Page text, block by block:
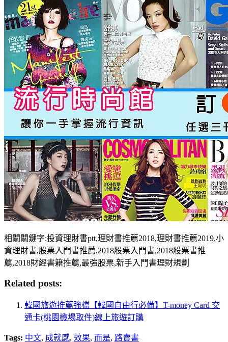
相關關鍵字:投資理財書ptt,理財書推薦2018,理財書推薦2019,小
資理財書,股票入門書推薦,2018股票入門書,2018股票書推
薦,2018財經書籍推薦,最強股票,新手入門書理財規劃
Related posts:
韓國旅遊推薦強檔【韓國自由行必備】T-money Card 交
通卡(桃園機場取件)線上旅遊訂購
Tags: 中文, 成就感, 效果, 而是, 路賣書